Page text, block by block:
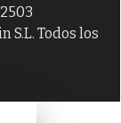
S.L. Todos los